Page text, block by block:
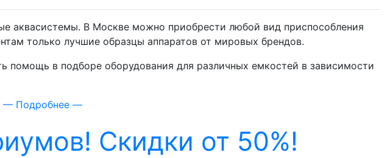
аквасистемы. В Москве можно приобрести любой вид приспособления
только лучшие образцы аппаратов от мировых брендов.
помощь в подборе оборудования для различных емкостей в зависимости
— Подробнее —
Скидки от 50%!